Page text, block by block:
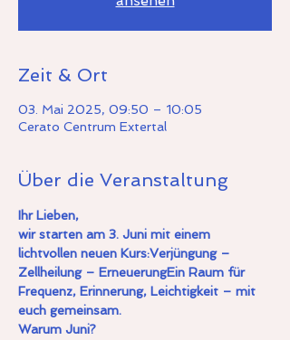
Zeit & Ort
03. Mai 2025, 09:50 – 10:05
Cerato Centrum Extertal
Über die Veranstaltung
Ihr Lieben,
wir starten am 3. Juni mit einem
lichtvollen neuen Kurs:Verjüngung –
Zellheilung – ErneuerungEin Raum für
Frequenz, Erinnerung, Leichtigkeit – mit
euch gemeinsam.
Warum Juni?